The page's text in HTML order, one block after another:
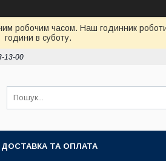
робочим часом. Наш годинник
години в суботу.
13-00
ДОСТАВКА ТА ОПЛАТА